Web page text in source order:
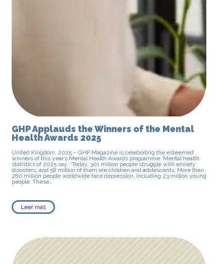
GHP Applauds the Winners of the Mental
Health Awards 2025
United Kingdom, 2025 – GHP Magazine is celebrating the esteemed
winners of this year’s Mental Health Awards programme. Mental health
statistics of 2025 say: “Today, 301 million people struggle with anxiety
disorders, and 58 million of them are children and adolescents. More than
280 million people worldwide face depression, including 23 million young
people. These…
Leer más